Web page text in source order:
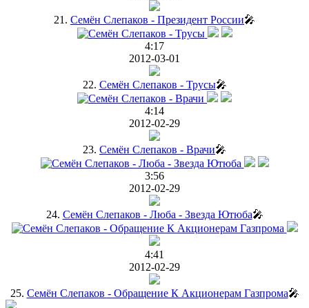
21. Семён Слепаков - Президент России🎤
4:17
2012-03-01
22. Семён Слепаков - Трусы🎤
4:14
2012-02-29
23. Семён Слепаков - Врачи🎤
3:56
2012-02-29
24. Семён Слепаков - Люба - Звезда Ютюба🎤
4:41
2012-02-29
25. Семён Слепаков - Обращение К Акционерам Газпрома🎤